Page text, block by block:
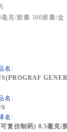
毫克/胶囊 100胶囊/盒
名:
名:
名:
复仿制药) 0.5毫克/